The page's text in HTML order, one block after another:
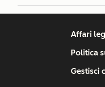
Affari
Politica
Gestisci